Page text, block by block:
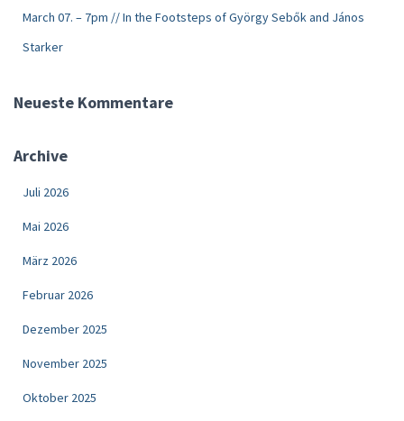
March 07. – 7pm // In the Footsteps of György Sebők and János
Starker
Neueste Kommentare
Archive
Juli 2026
Mai 2026
März 2026
Februar 2026
Dezember 2025
November 2025
Oktober 2025